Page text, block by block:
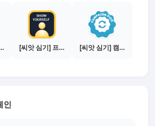
체별 활동 가이드 [씨앗 심기] 프로필 사진 등록하기 [씨앗 심기] 캠페인 선택하기 - PICK 1개
인